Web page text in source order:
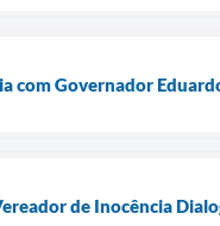
com Governador
de Inocência